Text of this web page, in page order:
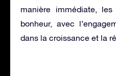
manière immédiate,
bonheur, avec
dans la croissance et la